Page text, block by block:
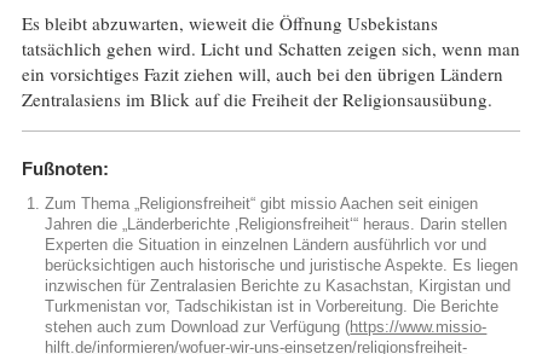
Es bleibt abzuwarten, wieweit die Öffnung Usbekistans
tatsächlich gehen wird. Licht und Schatten zeigen sich, wenn man
ein vorsichtiges Fazit ziehen will, auch bei den übrigen Ländern
Zentralasiens im Blick auf die Freiheit der Religionsausübung.
Fußnoten:
Zum Thema „Religionsfreiheit“ gibt missio Aachen seit einigen
Jahren die „Länderberichte ‚Religionsfreiheit‘“ heraus. Darin stellen
Experten die Situation in einzelnen Ländern ausführlich vor und
berücksichtigen auch historische und juristische Aspekte. Es liegen
inzwischen für Zentralasien Berichte zu Kasachstan, Kirgistan und
Turkmenistan vor, Tadschikistan ist in Vorbereitung. Die Berichte
stehen auch zum Download zur Verfügung (https://www.missio-
hilft.de/informieren/wofuer-wir-uns-einsetzen/religionsfreiheit-